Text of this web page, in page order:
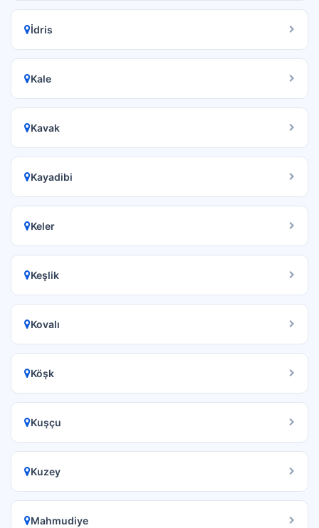
İdris
Kale
Kavak
Kayadibi
Keler
Keşlik
Kovalı
Köşk
Kuşçu
Kuzey
Mahmudiye